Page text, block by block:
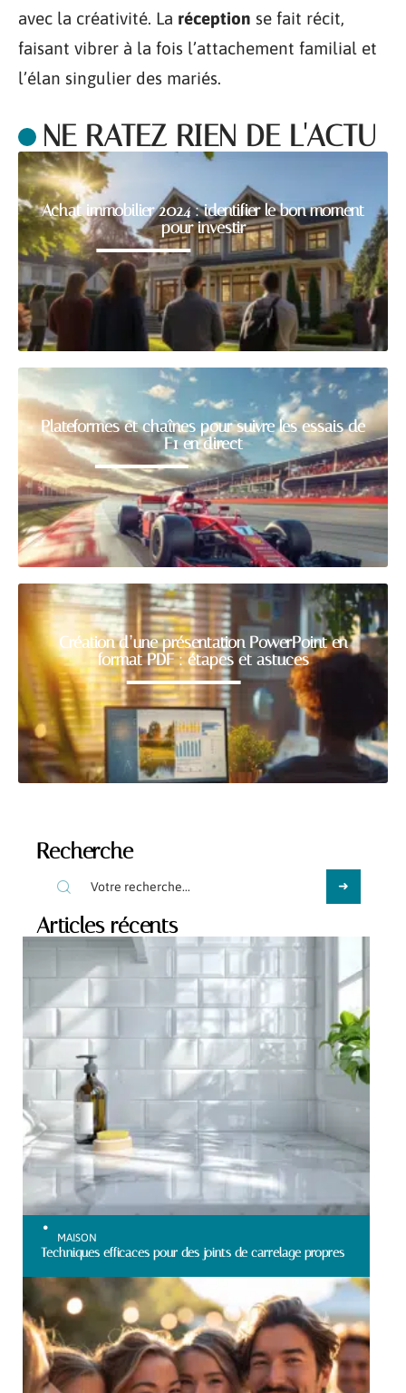
avec la créativité. La réception se fait récit,
faisant vibrer à la fois l’attachement familial et
l’élan singulier des mariés.
NE RATEZ RIEN DE L'ACTU
Achat immobilier 2024 : identifier le bon moment
pour investir
Plateformes et chaînes pour suivre les essais de
F1 en direct
Création d’une présentation PowerPoint en
format PDF : étapes et astuces
Recherche
Articles récents
MAISON
Techniques efficaces pour des joints de carrelage propres